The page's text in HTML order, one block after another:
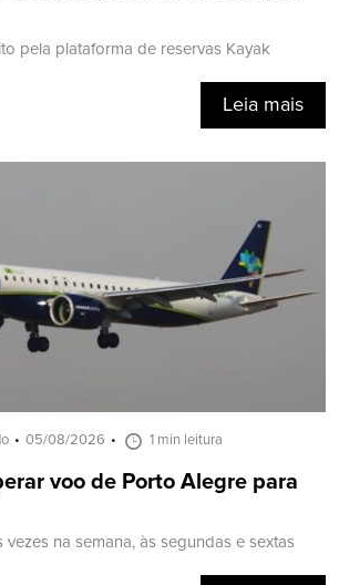
pela plataforma de reservas Kayak
Leia mais
05/08/2026 1 min leitura
voo de Porto Alegre para
na semana, às segundas e sextas